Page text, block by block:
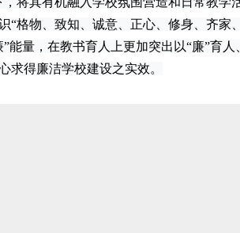
“格物、致知、诚意、正心、修身、齐家
能量，在教书育人上更加突出以“廉”育
求得廉洁学校建设之实效。